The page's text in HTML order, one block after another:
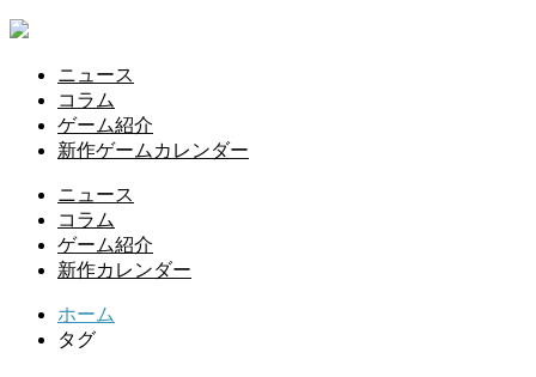
ニュース
コラム
ゲーム紹介
新作ゲームカレンダー
ニュース
コラム
ゲーム紹介
新作カレンダー
ホーム
タグ